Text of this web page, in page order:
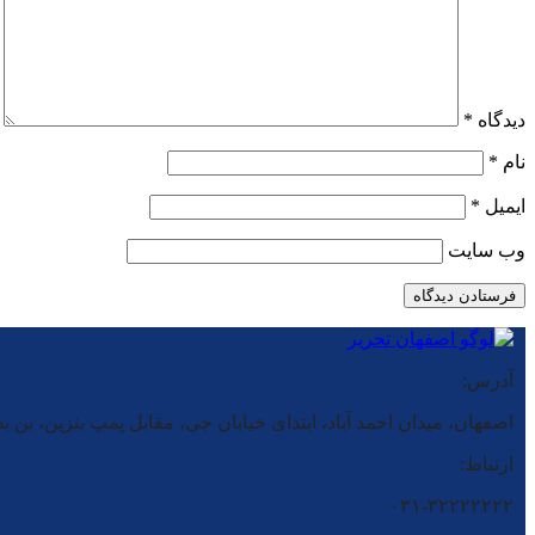
دیدگاه *
نام *
ایمیل *
وب‌ سایت
آدرس:
اصفهان، میدان احمد آباد، ابتدای خیابان جی، مقابل پمپ بنزین، بن بست شماره ۲، فروشگاه
ارتباط:
۰۳۱-۳۲۲۲۲۲۲۲